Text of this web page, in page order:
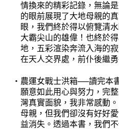
情換來的精彩記錄，無論
的眼前展現了大地母親的
眼，我們終於得以俯覽清
大霸尖山的雄偉！也終於
地，五彩渲染奔流入海的
在天人交界處，前仆後繼
‧農運女戰士洪箱──讀完本
願意如此用心與努力，完
灣真實面貌，我非常感動
母親，但我們卻沒有好好
益消失。透過本書，我們